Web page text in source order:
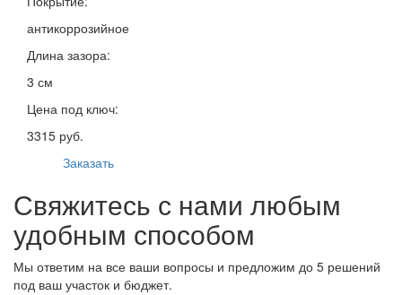
антикоррозийное
Длина зазора:
3 см
Цена под ключ:
3315 руб.
Заказать
Свяжитесь с нами любым
удобным способом
Мы ответим на все ваши вопросы и предложим до 5 решений
под ваш участок и бюджет.